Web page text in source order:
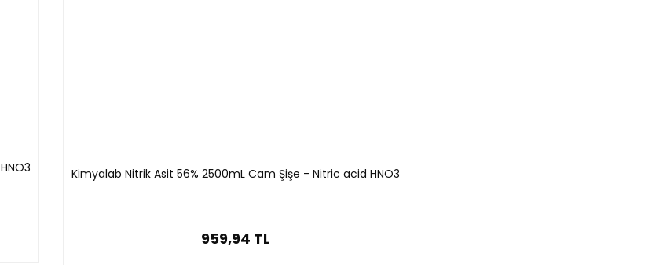
Kimyalab Nitrik Asit 56% 2500mL Cam Şişe - Nitric acid HNO3
959,94 TL